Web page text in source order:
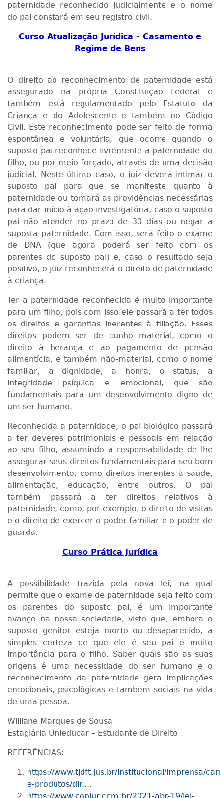
paternidade reconhecido judicialmente e o nome
do pai constará em seu registro civil.
Curso Atualização Jurídica – Casamento e
Regime de Bens
O direito ao reconhecimento de paternidade está
assegurado na própria Constituição Federal e
também está regulamentado pelo Estatuto da
Criança e do Adolescente e também no Código
Civil. Este reconhecimento pode ser feito de forma
espontânea e voluntária, que ocorre quando o
suposto pai reconhece livremente a paternidade do
filho, ou por meio forçado, através de uma decisão
judicial. Neste último caso, o juiz deverá intimar o
suposto pai para que se manifeste quanto à
paternidade ou tomará as providências necessárias
para dar início à ação investigatória, caso o suposto
pai não atender no prazo de 30 dias ou negar a
suposta paternidade. Com isso, será feito o exame
de DNA (que agora poderá ser feito com os
parentes do suposto pai) e, caso o resultado seja
positivo, o juiz reconhecerá o direito de paternidade
à criança.
Ter a paternidade reconhecida é muito importante
para um filho, pois com isso ele passará a ter todos
os direitos e garantias inerentes à filiação. Esses
direitos podem ser de cunho material, como o
direito à herança e ao pagamento de pensão
alimentícia, e também não-material, como o nome
familiar, a dignidade, a honra, o status, a
integridade psíquica e emocional, que são
fundamentais para um desenvolvimento digno de
um ser humano.
Reconhecida a paternidade, o pai biológico passará
a ter deveres patrimoniais e pessoais em relação
ao seu filho, assumindo a responsabilidade de lhe
assegurar seus direitos fundamentais para seu bom
desenvolvimento, como direitos inerentes à saúde,
alimentação, educação, entre outros. O pai
também passará a ter direitos relativos à
paternidade, como, por exemplo, o direito de visitas
e o direito de exercer o poder familiar e o poder de
guarda.
Curso Prática Jurídica
A possibilidade trazida pela nova lei, na qual
permite que o exame de paternidade seja feito com
os parentes do suposto pai, é um importante
avanço na nossa sociedade, visto que, embora o
suposto genitor esteja morto ou desaparecido, a
simples certeza de que ele é seu pai é muito
importância para o filho. Saber quais são as suas
origens é uma necessidade do ser humano e o
reconhecimento da paternidade gera implicações
emocionais, psicológicas e também sociais na vida
de uma pessoa.
Williane Marques de Sousa
Estagiária Unieducar – Estudante de Direito
REFERÊNCIAS:
https://www.tjdft.jus.br/institucional/imprensa/
e-produtos/dir....
https://www.conjur.com.br/2021-abr-19/lei-